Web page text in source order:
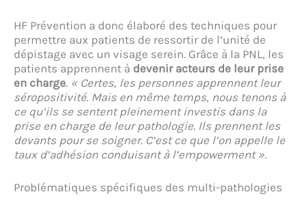
HF Prévention a donc élaboré des techniques pour
permettre aux patients de ressortir de l’unité de
dépistage avec un visage serein. Grâce à la PNL, les
patients apprennent à devenir acteurs de leur prise
en charge. « Certes, les personnes apprennent leur
séropositivité. Mais en même temps, nous tenons à
ce qu’ils se sentent pleinement investis dans la
prise en charge de leur pathologie. Ils prennent les
devants pour se soigner. C’est ce que l’on appelle le
taux d’adhésion conduisant à l’empowerment ».
Problématiques spécifiques des multi-pathologies